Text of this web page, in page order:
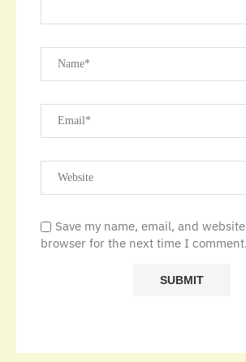
Save my name, email, and
browser for the next time I comment.